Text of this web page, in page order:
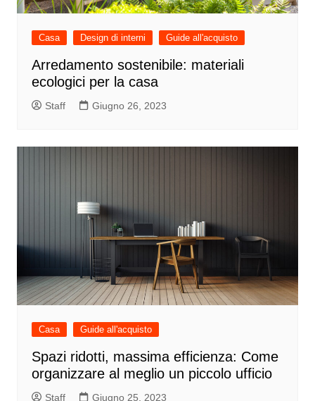
Casa Design di interni Guide all'acquisto
Arredamento sostenibile: materiali
ecologici per la casa
Staff Giugno 26, 2023
Casa Guide all'acquisto
Spazi ridotti, massima efficienza: Come
organizzare al meglio un piccolo ufficio
Staff Giugno 25, 2023